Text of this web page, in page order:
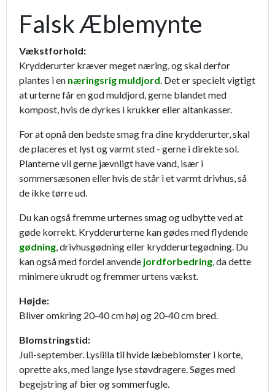
Falsk Æblemynte
Vækstforhold:
Krydderurter kræver meget næring, og skal derfor
plantes i en næringsrig muldjord. Det er specielt vigtigt
at urterne får en god muldjord, gerne blandet med
kompost, hvis de dyrkes i krukker eller altankasser.
For at opnå den bedste smag fra dine krydderurter, skal
de placeres et lyst og varmt sted - gerne i direkte sol.
Planterne vil gerne jævnligt have vand, især i
sommersæsonen eller hvis de står i et varmt drivhus, så
de ikke tørre ud.
Du kan også fremme urternes smag og udbytte ved at
gøde korrekt. Krydderurterne kan gødes med flydende
gødning, drivhusgødning eller krydderurtegødning. Du
kan også med fordel anvende jordforbedring, da dette
minimere ukrudt og fremmer urtens vækst.
Højde:
Bliver omkring 20-40 cm høj og 20-40 cm bred.
Blomstringstid:
Juli-september. Lyslilla til hvide læbeblomster i korte,
oprette aks, med lange lyse støvdragere. Søges med
begejstring af bier og sommerfugle.